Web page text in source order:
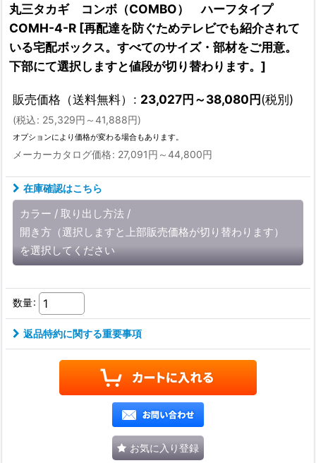
丸三タカギ コンボ（COMBO） ハーフタイプ
COMH-4-R [再配達を防ぐためテレビでも紹介されて
いる宅配ボックス。すべてのサイズ・部材をご用意。
下部にて選択しますと値段が切り替わります。 ]
販売価格（送料無料） : 23,027円～38,080円(税別)
(税込: 25,329円 ～41,888円)
オプションにより価格が変わる場合もあります。
メーカーカタログ価格: 27,091円 ～44,800円
在庫確認はこちら
カラー / 取り出し方法 /
開き方（選択しますと上部販売価格が切り替わります）
を選択してください
数量:
返品特約に関する重要事項
お気に入り登録